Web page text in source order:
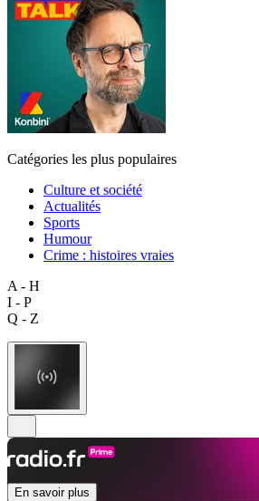
Catégories les plus populaires
Culture et société
Actualités
Sports
Humour
Crime : histoires vraies
A - H
I - P
Q - Z
En savoir plus